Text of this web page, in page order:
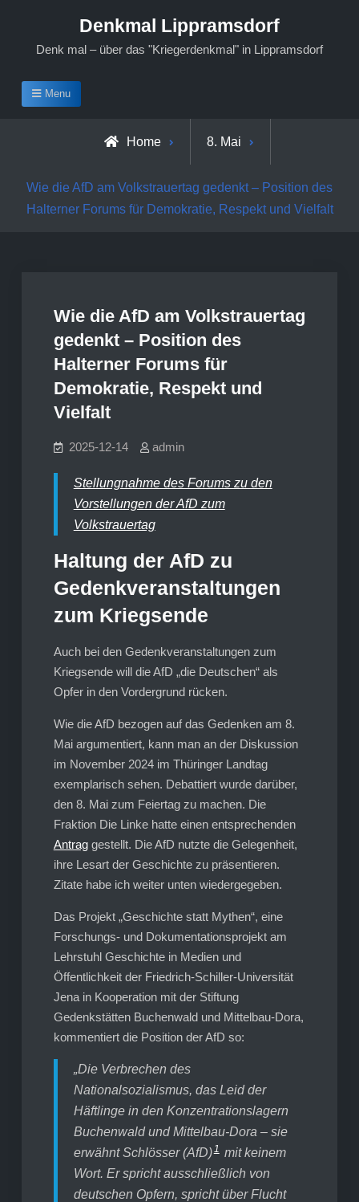
content
Denkmal Lippramsdorf
Denk mal – über das "Kriegerdenkmal" in Lippramsdorf
Menu
Home 8. Mai
Wie die AfD am Volkstrauertag gedenkt – Position des
Halterner Forums für Demokratie, Respekt und Vielfalt
Wie die AfD am Volkstrauertag
gedenkt – Position des
Halterner Forums für
Demokratie, Respekt und
Vielfalt
2025-12-14 admin
Stellungnahme des Forums zu den
Vorstellungen der AfD zum
Volkstrauertag
Haltung der AfD zu
Gedenkveranstaltungen
zum Kriegsende
Auch bei den Gedenkveranstaltungen zum
Kriegsende will die AfD „die Deutschen“ als
Opfer in den Vordergrund rücken.
Wie die AfD bezogen auf das Gedenken am 8.
Mai argumentiert, kann man an der Diskussion
im November 2024 im Thüringer Landtag
exemplarisch sehen. Debattiert wurde darüber,
den 8. Mai zum Feiertag zu machen. Die
Fraktion Die Linke hatte einen entsprechenden
Antraggestellt. Die AfD nutzte die Gelegenheit,
ihre Lesart der Geschichte zu präsentieren.
Zitate habe ich weiter unten wiedergegeben.
Das Projekt „Geschichte statt Mythen“, eine
Forschungs- und Dokumentationsprojekt am
Lehrstuhl Geschichte in Medien und
Öffentlichkeit der Friedrich-Schiller-Universität
Jena in Kooperation mit der Stiftung
Gedenkstätten Buchenwald und Mittelbau-Dora,
kommentiert die Position der AfD so:
„Die Verbrechen des
Nationalsozialismus, das Leid der
Häftlinge in den Konzentrationslagern
Buchenwald und Mittelbau-Dora – sie
erwähnt Schlösser (AfD)1 mit keinem
Wort. Er spricht ausschließlich von
deutschen Opfern, spricht über Flucht